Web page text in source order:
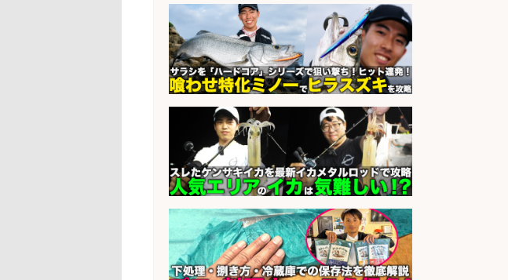
経験歓迎×残業少なめ/鹿児島県/志
布志市
会社名 株式会社ホットスタッフ鹿児島
sponsored by 求人ボックス
さらに求人情報を見る